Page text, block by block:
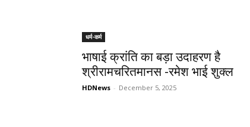
धर्म-कर्म
भाषाई क्रांति का बड़ा उदाहरण है
श्रीरामचरितमानस -रमेश भाई शुक्ल
HDNews - December 5, 2025